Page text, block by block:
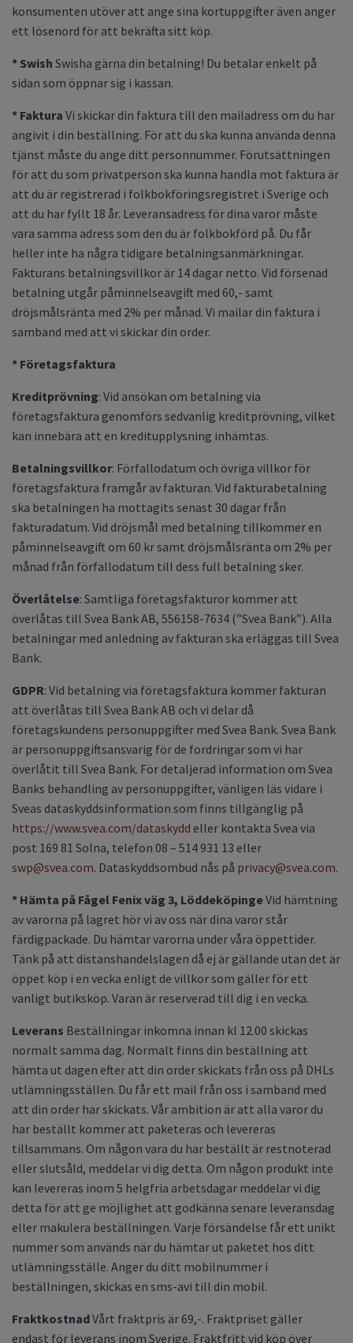
konsumenten utöver att ange sina kortuppgifter även anger
ett lösenord för att bekräfta sitt köp.
* Swish Swisha gärna din betalning! Du betalar enkelt på
sidan som öppnar sig i kassan.
* Faktura Vi skickar din faktura till den mailadress om du har
angivit i din beställning. För att du ska kunna använda denna
tjänst måste du ange ditt personnummer. Förutsättningen
för att du som privatperson ska kunna handla mot faktura är
att du är registrerad i folkbokföringsregistret i Sverige och
att du har fyllt 18 år. Leveransadress för dina varor måste
vara samma adress som den du är folkbokförd på. Du får
heller inte ha några tidigare betalningsanmärkningar.
Fakturans betalningsvillkor är 14 dagar netto. Vid försenad
betalning utgår påminnelseavgift med 60,- samt
dröjsmålsränta med 2% per månad. Vi mailar din faktura i
samband med att vi skickar din order.
* Företagsfaktura
Kreditprövning: Vid ansökan om betalning via
företagsfaktura genomförs sedvanlig kreditprövning, vilket
kan innebära att en kreditupplysning inhämtas.
Betalningsvillkor: Förfallodatum och övriga villkor för
företagsfaktura framgår av fakturan. Vid fakturabetalning
ska betalningen ha mottagits senast 30 dagar från
fakturadatum. Vid dröjsmål med betalning tillkommer en
påminnelseavgift om 60 kr samt dröjsmålsränta om 2% per
månad från förfallodatum till dess full betalning sker.
Överlåtelse: Samtliga företagsfakturor kommer att
överlåtas till Svea Bank AB, 556158-7634 (”Svea Bank”). Alla
betalningar med anledning av fakturan ska erläggas till Svea
Bank.
GDPR: Vid betalning via företagsfaktura kommer fakturan
att överlåtas till Svea Bank AB och vi delar då
företagskundens personuppgifter med Svea Bank. Svea Bank
är personuppgiftsansvarig för de fordringar som vi har
överlåtit till Svea Bank. För detaljerad information om Svea
Banks behandling av personuppgifter, vänligen läs vidare i
Sveas dataskyddsinformation som finns tillgänglig på
https://www.svea.com/dataskydd eller kontakta Svea via
post 169 81 Solna, telefon 08 – 514 931 13 eller
swp@svea.com. Dataskyddsombud nås på privacy@svea.com.
* Hämta på Fågel Fenix väg 3, LöddeköpingeVid hämtning
av varorna på lagret hör vi av oss när dina varor står
färdigpackade. Du hämtar varorna under våra öppettider.
Tänk på att distanshandelslagen då ej är gällande utan det är
öppet köp i en vecka enligt de villkor som gäller för ett
vanligt butiksköp. Varan är reserverad till dig i en vecka.
Leverans Beställningar inkomna innan kl 12.00 skickas
normalt samma dag. Normalt finns din beställning att
hämta ut dagen efter att din order skickats från oss på DHLs
utlämningsställen. Du får ett mail från oss i samband med
att din order har skickats. Vår ambition är att alla varor du
har beställt kommer att paketeras och levereras
tillsammans. Om någon vara du har beställt är restnoterad
eller slutsåld, meddelar vi dig detta. Om någon produkt inte
kan levereras inom 5 helgfria arbetsdagar meddelar vi dig
detta för att ge möjlighet att godkänna senare leveransdag
eller makulera beställningen. Varje försändelse får ett unikt
nummer som används när du hämtar ut paketet hos ditt
utlämningsställe. Anger du ditt mobilnummer i
beställningen, skickas en sms-avi till din mobil.
FraktkostnadVårt fraktpris är 69,-. Fraktpriset gäller
endast för leverans inom Sverige. Fraktfritt vid köp över